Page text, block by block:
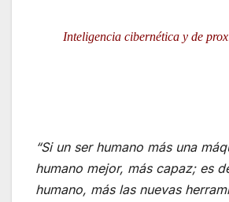
Inteligencia cibernética y de
“Si un ser humano más una
humano mejor, más capaz; es
humano, más las nuevas